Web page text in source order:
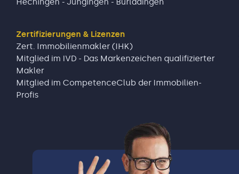
Zertifizierungen & Lizenzen
Zert. Immobilienmakler (IHK)
Mitglied im IVD - Das Markenzeichen qualifizierter
Makler
Mitglied im CompetenceClub der Immobilien-
Profis